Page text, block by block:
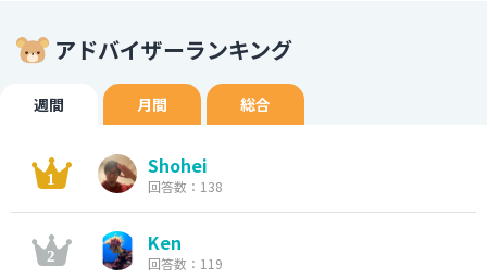
アドバイザーランキング
週間 月間 総合
Shohei
回答数：138
Ken
回答数：119